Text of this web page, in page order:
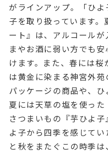
がラインアップ。「ひ
子を取り扱っています
ート』は、アルコール
まやお酒に弱い方でも
けます。また、春には
は黄金に染まる神宮外
パッケージの商品や、
夏には天草の塩を使っ
さつまいもの『芋ひよ
よ子から四季を感じて
と秋をまたぐこの時季